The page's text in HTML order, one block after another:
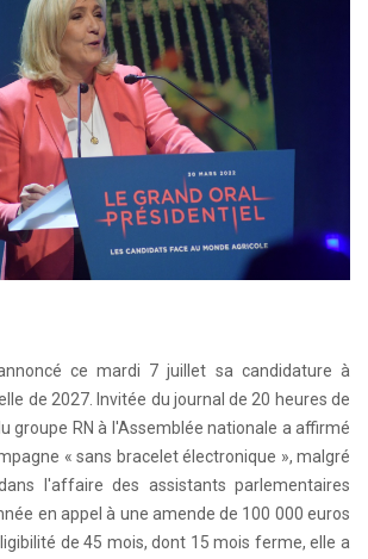
ce mardi 7 juillet sa candidature à
de 2027. Invitée du journal de 20 heures de
groupe RN à l'Assemblée nationale a affirmé
« sans bracelet électronique », malgré
l'affaire des assistants parlementaires
en appel à une amende de 100 000 euros
de 45 mois, dont 15 mois ferme, elle a